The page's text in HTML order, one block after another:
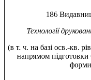
186
Технології
(в т. ч. на базі осв.-кв.
напрямом підготовки